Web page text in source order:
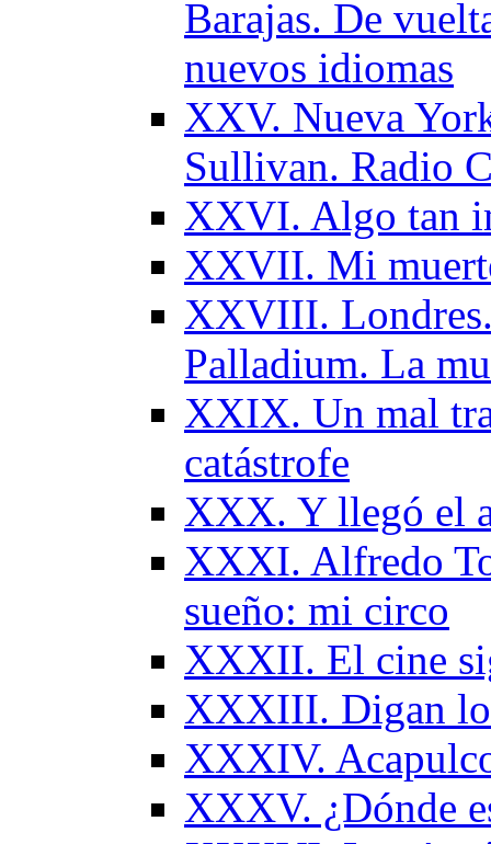
Barajas. De
nuevos idiomas
ХХV. Nueva
Sullivan. Radio
ХХVI. Algo tan
XXVII. Mi
XXVIII.
Palladium. La
ХХIX. Un mal
catástrofe
XXX. Y llegó el
XXXI. Alfredo
sueño: mi circo
XXXII. Еl cine
XXXIII. Digan
XXXIV.
XXXV. ¿Dónde